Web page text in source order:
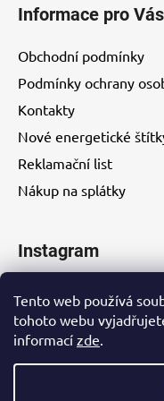
Tento web používá
tohoto webu
informací zde.
Informace pro Vás
Obchodní podmínky
Podmínky ochrany
Kontakty
Nové energetické
Reklamační list
Nákup na splátky
Instagram